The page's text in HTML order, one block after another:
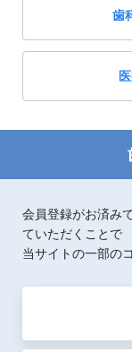
歯
会員登録がお済み
ていただくことで
当サイトの一部の